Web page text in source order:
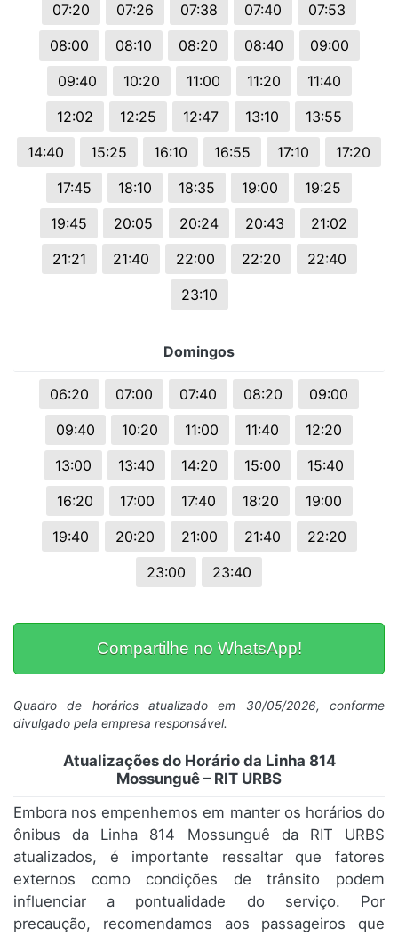
07:20
07:26 07:38 07:40
07:53
08:00
08:10 08:20 08:40
09:00
09:40
10:20 11:00 11:20
11:40
12:02
12:25 12:47 13:10
13:55
14:40
15:25 16:10 16:55 17:10
17:20
17:45
18:10 18:35 19:00
19:25
19:45
20:05 20:24 20:43
21:02
21:21
21:40 22:00 22:20
22:40
23:10
Domingos
06:20 07:00 07:40 08:20
09:00
09:40
10:20 11:00 11:40
12:20
13:00
13:40 14:20 15:00
15:40
16:20
17:00 17:40 18:20
19:00
19:40
20:20 21:00 21:40
22:20
23:00
23:40
Compartilhe no WhatsApp!
Quadro de horários atualizado em 30/05/2026, conforme
divulgado pela empresa responsável.
Atualizações do Horário da Linha 814
Mossunguê – RIT URBS
Embora nos empenhemos em manter os horários do
ônibus da Linha 814 Mossunguê da RIT URBS
atualizados, é importante ressaltar que fatores
externos como condições de trânsito podem
influenciar a pontualidade do serviço. Por
precaução, recomendamos aos passageiros que